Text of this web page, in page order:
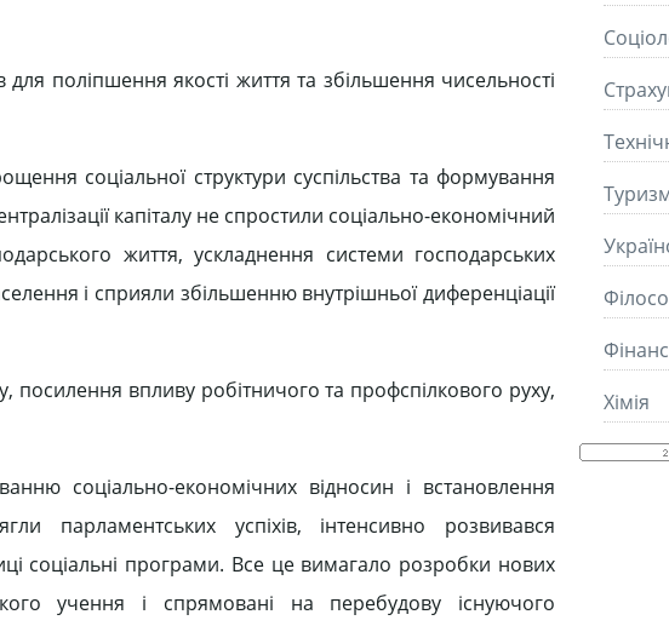
поліпшення якості життя та збільшення чисельності
соціальної структури суспільства та формування
капіталу не спростили соціально-економічний
життя, ускладнення системи господарських
і сприяли збільшенню внутрішньої диференціації
посилення впливу робітничого та профспілкового руху,
соціально-економічних відносин і встановлення
парламентських успіхів, інтенсивно розвивався
соціальні програми. Все це вимагало розробки нових
учення і спрямовані на перебудову існуючого
Хімія